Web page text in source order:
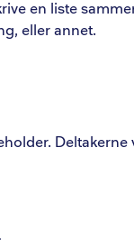
en liste
eller annet.
Deltakerne